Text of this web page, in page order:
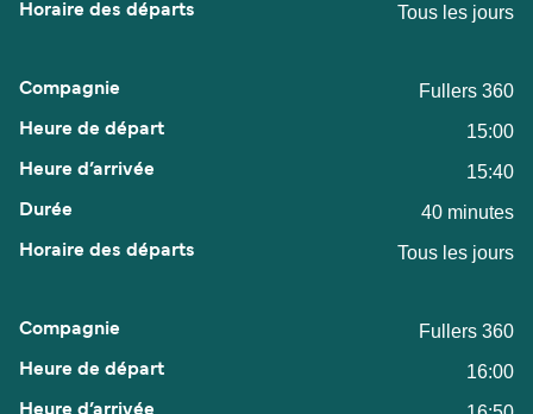
Tous les jours
Fullers 360
15:00
15:40
40 minutes
Tous les jours
Fullers 360
16:00